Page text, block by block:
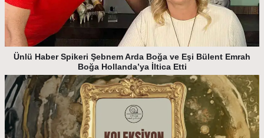
Ünlü Haber Spikeri Şebnem Arda Boğa ve Eşi Bülent Emrah
Boğa Hollanda’ya İltica Etti